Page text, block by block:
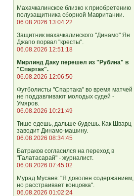
Махачкалинское близко к приобретению
полузащитника сборной Мавритании.
06.08.2026 13:04:22
Защитник махачкалинского "Динамо" Ян
Джапо порвал "кресты".
06.08.2026 12:51:18
Мирлинд Даку перешел из "Рубина" в
"Спартак".
06.08.2026 12:06:50
Футболисты "Спартака" во время матчей
не поддавливают молодых судей -
Умяров.
06.08.2026 10:21:49
Тише едешь, дальше будешь. Как Шварц
заводит Динамо-машину.
06.08.2026 08:34:45
Батраков согласился на переход в
"Галатасарай" - журналист.
06.08.2026 07:45:02
Мурад Мусаев: "Я доволен содержанием,
но расстраивает концовка".
06.08.2026 01:02:24